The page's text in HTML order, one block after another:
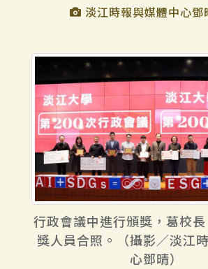
淡江時報與媒體中心鄧
行政會議中進行頒獎，葛校
獎人員合照。（攝影／淡江
心鄧晴）